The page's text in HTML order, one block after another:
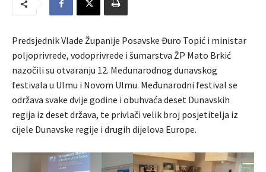
Predsjednik Vlade Županije Posavske Đuro Topić i ministar
poljoprivrede, vodoprivrede i šumarstva ŽP Mato Brkić
nazočili su otvaranju 12. Međunarodnog dunavskog
festivala u Ulmu i Novom Ulmu. Međunarodni festival se
održava svake dvije godine i obuhvaća deset Dunavskih
regija iz deset država, te privlači velik broj posjetitelja iz
cijele Dunavske regije i drugih dijelova Europe.